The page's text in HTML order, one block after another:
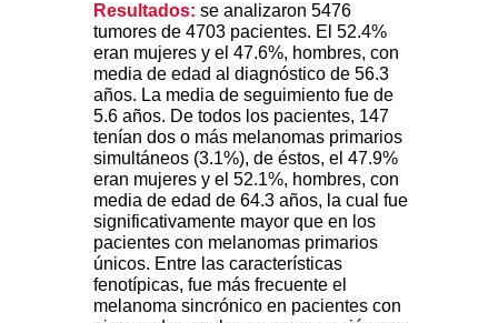
Resultados: se analizaron 5476
tumores de 4703 pacientes. El 52.4%
eran mujeres y el 47.6%, hombres, con
media de edad al diagnóstico de 56.3
años. La media de seguimiento fue de
5.6 años. De todos los pacientes, 147
tenían dos o más melanomas primarios
simultáneos (3.1%), de éstos, el 47.9%
eran mujeres y el 52.1%, hombres, con
media de edad de 64.3 años, la cual fue
significativamente mayor que en los
pacientes con melanomas primarios
únicos. Entre las características
fenotípicas, fue más frecuente el
melanoma sincrónico en pacientes con